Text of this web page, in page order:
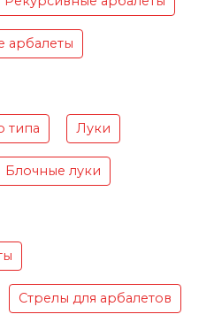
арбалеты
типа Луки
Блочные луки
Стрелы для арбалетов